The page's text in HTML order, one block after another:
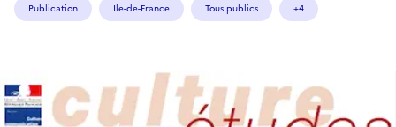
Publication Ile-de-France Tous publics +4